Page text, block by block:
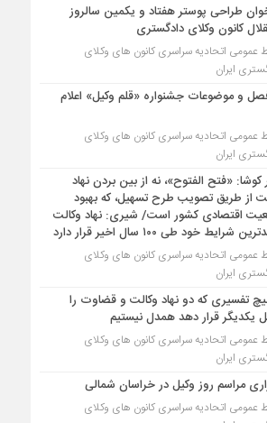
طراحی پوستر هفتاد و یکمین سالروز
کانون وکلای دادگستری
عمومی اتحادیه سراسری کانون های وکلای
ایران
و موضوعات جشنواره «قلم وکیل» اعلام
عمومی اتحادیه سراسری کانون های وکلای
ایران
کوشا: «فتح الفتوح»، نه از بین بردن نهاد
از طریق تصویب طرح تسهیل، که بهبود
اقتصادی کشور است/ شیری: نهاد وکالت
شرایط خود طی ۱۰۰ سال اخیر قرار دارد
عمومی اتحادیه سراسری کانون های وکلای
ایران
تفسیری که دو نهاد وکالت و قضاوت را
یکدیگر قرار دهد همدل نیستیم
عمومی اتحادیه سراسری کانون های وکلای
ایران
مراسم روز وکیل در خراسان شمالی
عمومی اتحادیه سراسری کانون های وکلای